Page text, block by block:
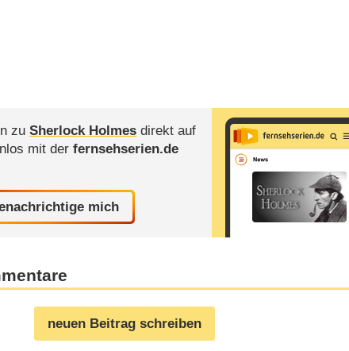
zuSherlock Holmes direkt auf
mit derfernsehserien.de
mich
neuen Beitrag schreiben